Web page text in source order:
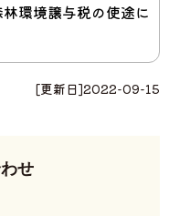
環境譲与税の使途に
[更新日]2022-09-15
せ